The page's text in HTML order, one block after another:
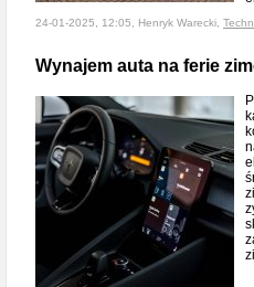
24-01-2025, 12:05, Henryk Warecki,
Wynajem auta na ferie